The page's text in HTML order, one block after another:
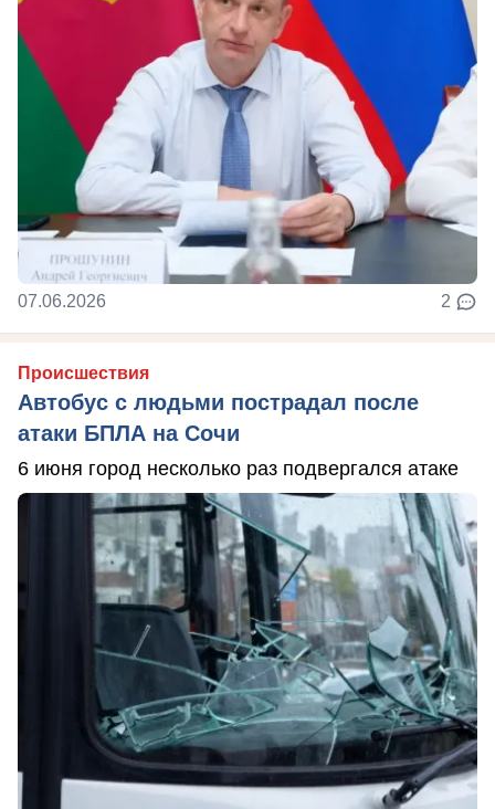
07.06.2026 2
Происшествия
Автобус с людьми пострадал после
атаки БПЛА на Сочи
6 июня город несколько раз подвергался атаке